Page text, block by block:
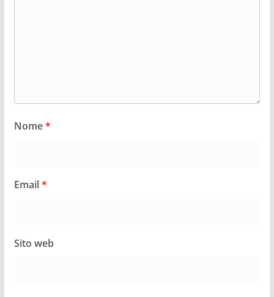
Nome*
Email*
Sito web